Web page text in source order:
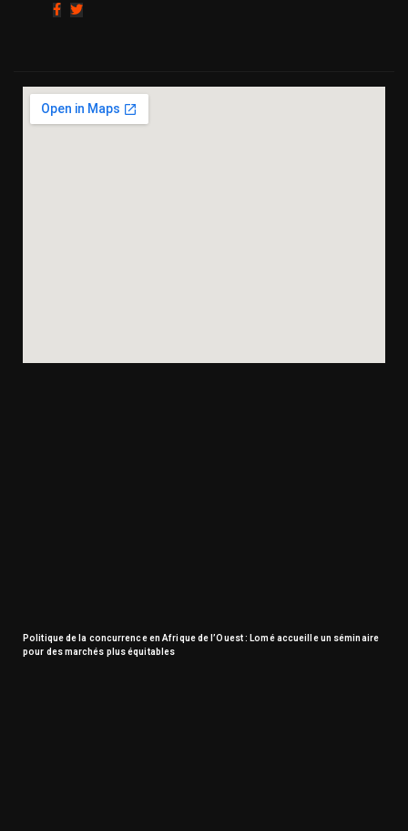
Politique de la concurrence en Afrique de l’Ouest : Lomé accueille un séminaire
pour des marchés plus équitables